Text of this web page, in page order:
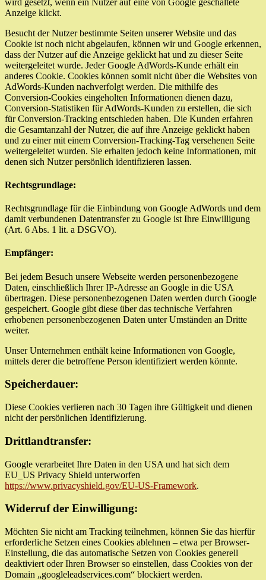
Anzeige klickt.
Besucht der Nutzer bestimmte Seiten unserer Website und das
Cookie ist noch nicht abgelaufen, können wir und Google erkennen,
dass der Nutzer auf die Anzeige geklickt hat und zu dieser Seite
weitergeleitet wurde. Jeder Google AdWords-Kunde erhält ein
anderes Cookie. Cookies können somit nicht über die Websites von
AdWords-Kunden nachverfolgt werden. Die mithilfe des
Conversion-Cookies eingeholten Informationen dienen dazu,
Conversion-Statistiken für AdWords-Kunden zu erstellen, die sich
für Conversion-Tracking entschieden haben. Die Kunden erfahren
die Gesamtanzahl der Nutzer, die auf ihre Anzeige geklickt haben
und zu einer mit einem Conversion-Tracking-Tag versehenen Seite
weitergeleitet wurden. Sie erhalten jedoch keine Informationen, mit
denen sich Nutzer persönlich identifizieren lassen.
Rechtsgrundlage:
Rechtsgrundlage für die Einbindung von Google AdWords und dem
damit verbundenen Datentransfer zu Google ist Ihre Einwilligung
(Art. 6 Abs. 1 lit. a DSGVO).
Empfänger:
Bei jedem Besuch unsere Webseite werden personenbezogene
Daten, einschließlich Ihrer IP-Adresse an Google in die USA
übertragen. Diese personenbezogenen Daten werden durch Google
gespeichert. Google gibt diese über das technische Verfahren
erhobenen personenbezogenen Daten unter Umständen an Dritte
weiter.
Unser Unternehmen enthält keine Informationen von Google,
mittels derer die betroffene Person identifiziert werden könnte.
Speicherdauer:
Diese Cookies verlieren nach 30 Tagen ihre Gültigkeit und dienen
nicht der persönlichen Identifizierung.
Drittlandtransfer:
Google verarbeitet Ihre Daten in den USA und hat sich dem
EU_US Privacy Shield unterworfen
https://www.privacyshield.gov/EU-US-Framework.
Widerruf der Einwilligung:
Möchten Sie nicht am Tracking teilnehmen, können Sie das hierfür
erforderliche Setzen eines Cookies ablehnen – etwa per Browser-
Einstellung, die das automatische Setzen von Cookies generell
deaktiviert oder Ihren Browser so einstellen, dass Cookies von der
Domain „googleleadservices.com“ blockiert werden.